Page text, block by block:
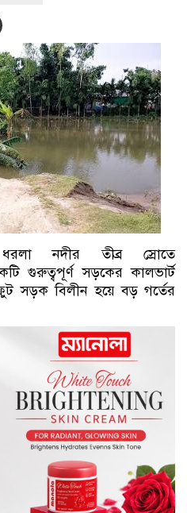
ধরলা নদীর তীব্র স্রোতে
গুরুত্বপূর্ণ সড়কের কালভার্ট
সড়ক বিলীন হয়ে বড় গর্তের